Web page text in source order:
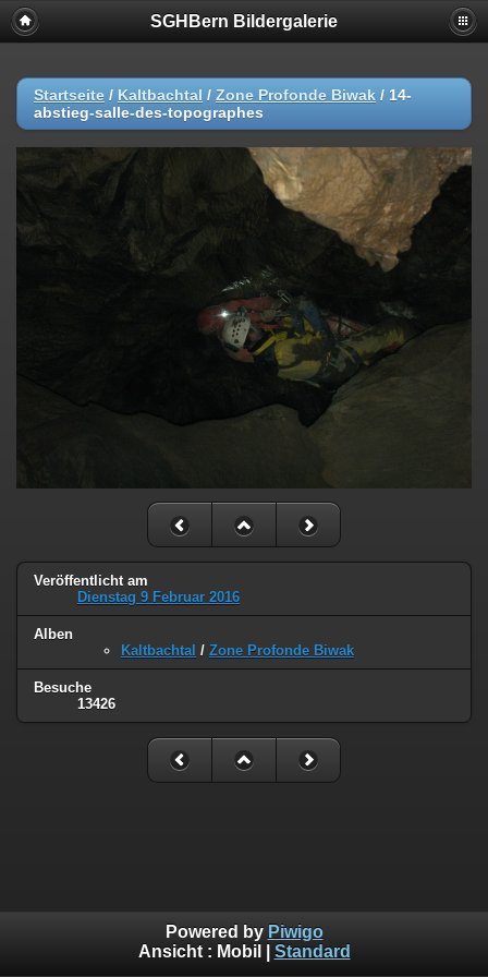
SGHBern Bildergalerie
Startseite / Kaltbachtal / Zone Profonde Biwak / 14-
abstieg-salle-des-topographes
Veröffentlicht am
Dienstag 9 Februar 2016
Alben
Kaltbachtal / Zone Profonde Biwak
Besuche
13426
Powered by Piwigo
Ansicht : Mobil Standard